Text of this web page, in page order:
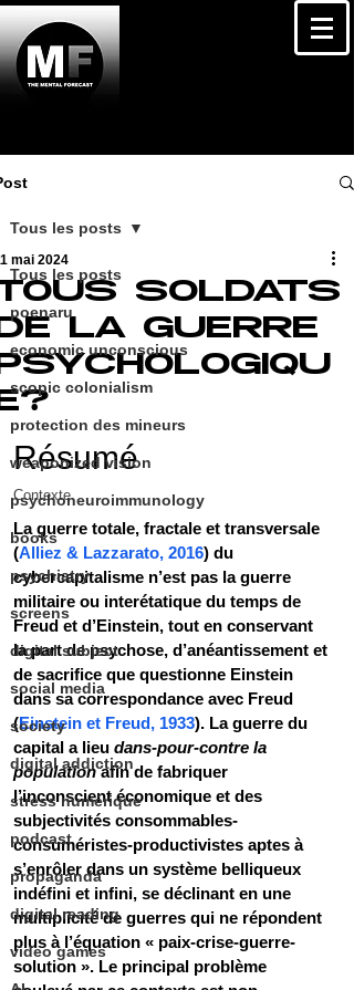
Tous les posts
poenaru
economic unconscious
scopic colonialism
protection des mineurs
weaponized vision
psychoneuroimmunology
books
psychiatry
screens
digital subject
social media
society
digital addiction
stress numérique
podcast
propaganda
digital reading
video games
Tous les posts
SOLDATS
LA GUERRE
mai 2024
Résumé
Contexte
La guerre totale, fractale et transversale
(Alliez & Lazzarato, 2016) du
cybercapitalisme n’est pas la guerre
militaire ou interétatique du temps de
Freud et d’Einstein, tout en conservant
la part de psychose, d’anéantissement et
de sacrifice que questionne Einstein
dans sa correspondance avec Freud
(Einstein et Freud, 1933). La guerre du
capital a lieu dans-pour-contre la
population afin de fabriquer
l’inconscient économique et des
subjectivités consommables-
consuméristes-productivistes aptes à
s’enrôler dans un système belliqueux
indéfini et infini, se déclinant en une
multiplicité de guerres qui ne répondent
plus à l’équation « paix-crise-guerre-
solution ». Le principal problème